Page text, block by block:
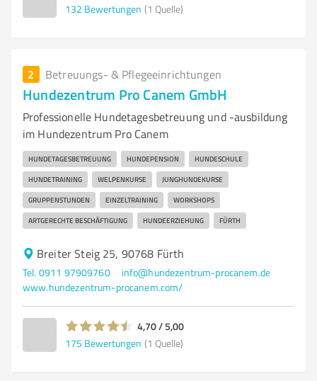
132 Bewertungen (1 Quelle)
2 Betreuungs- & Pflegeeinrichtungen
Hundezentrum Pro Canem GmbH
Professionelle Hundetagesbetreuung und -ausbildung
im Hundezentrum Pro Canem
HUNDETAGESBETREUUNG HUNDEPENSION HUNDESCHULE
HUNDETRAINING WELPENKURSE JUNGHUNDEKURSE
GRUPPENSTUNDEN EINZELTRAINING WORKSHOPS
ARTGERECHTE BESCHÄFTIGUNG HUNDEERZIEHUNG FÜRTH
Breiter Steig 25, 90768 Fürth
Tel. 0911 97909760
info@hundezentrum-procanem.de
www.hundezentrum-procanem.com/
4,70 / 5,00
175 Bewertungen (1 Quelle)